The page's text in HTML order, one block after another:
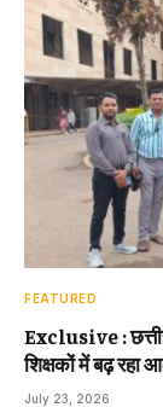
FEATURED
Exclusive :
शिक्षकों में बढ़ रहा
July 23, 2026